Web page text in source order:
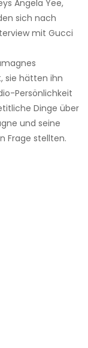
Angela Yee,
sich nach
mit Gucci
sie hätten ihn
Persönlichkeit
Dinge über
und seine
Frage stellten.